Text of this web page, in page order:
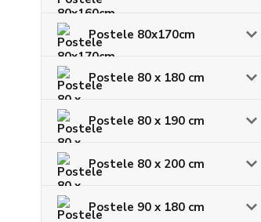
Postele 80x170cm
Postele 80 x 180 cm
Postele 80 x 190 cm
Postele 80 x 200 cm
Postele 90 x 180 cm